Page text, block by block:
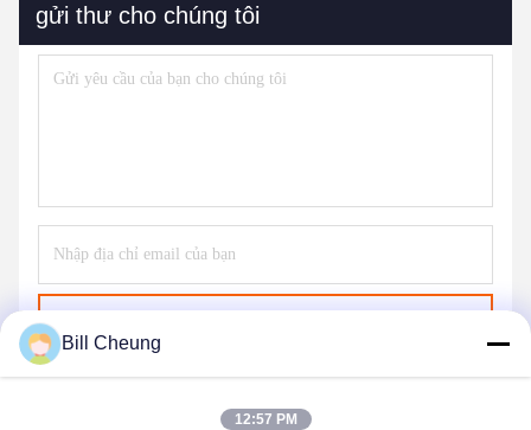
gửi thư cho chúng tôi
Bill Cheung
12:57 PM